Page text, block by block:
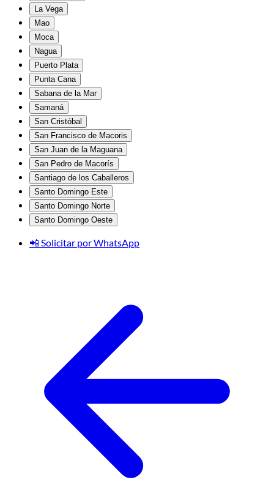
La Vega
Mao
Moca
Nagua
Puerto Plata
Punta Cana
Sabana de la Mar
Samaná
San Cristóbal
San Francisco de Macoris
San Juan de la Maguana
San Pedro de Macorís
Santiago de los Caballeros
Santo Domingo Este
Santo Domingo Norte
Santo Domingo Oeste
📲 Solicitar por WhatsApp